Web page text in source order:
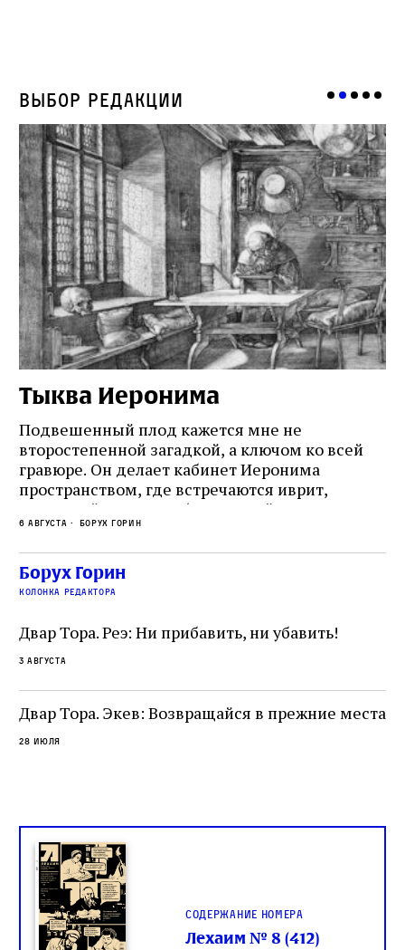
Выбор редакции
Тыква Иеронима
Подвешенный плод кажется мне не
второстепенной загадкой, а ключом ко всей
гравюре. Он делает кабинет Иеронима
пространством, где встречаются иврит,
греческий и латынь; буквальный смысл и
церковная традиция; филологическая
точность и понятность; переводчик,
убеждённый в необходимости исправления, и
читатель, воспринимающий исправление как
не просто покровитель переводчиков,
окружённый книгами. Перед нами человек,
одно решение которого вызвало возмущение
целой общины и стало частью многовекового
спора о том, кому принадлежит последнее
слово в переводе Библии
6 августа Борух Горин
Борух Горин
колонка редактора
Двар Тора. Реэ: Ни прибавить, ни убавить!
3 августа
Двар Тора. Экев: Возвращайся в прежние места
28 июля
Содержание номера
Лехаим № 8 (412)